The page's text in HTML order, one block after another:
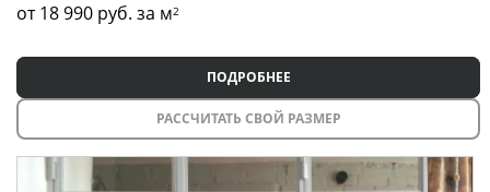
от 18 990 руб. за м2
ПОДРОБНЕЕ
РАССЧИТАТЬ СВОЙ РАЗМЕР